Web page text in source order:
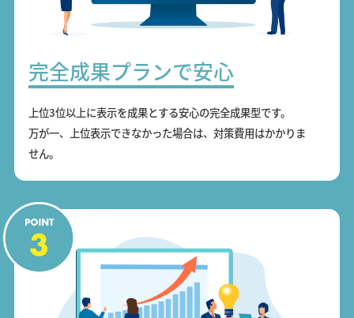
完全成果プランで安心
上位3位以上に表示を成果とする安心の完全成果型です。
万が一、上位表示できなかった場合は、対策費用はかかりま
せん。